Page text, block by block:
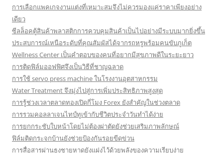
การเลือกแพคเกจงานแต่งที่เหมาะสมจึงไม่ควรมองแค่ราคาเพียงอย่าง
เดียว
ซีลล็อคตู้สินค้าพลาสติกการควบคุมสินค้าเป็นไปอย่างมีระบบมากยิ่งขึ้น
ประสบการณ์เหนือระดับที่คุณสัมผัสได้จากรถหรูพร้อมคนขับภูเก็ต
Wellness Center เป็นคำตอบของคนที่อยากมีสุขภาพดีในระยะยาว
การติดฟิล์มออฟฟิศจึงเป็นวิธีที่ชาญฉลาด
การใช้ servo press machine ในโรงงานอุตสาหกรรม
Water Treatment จึงมุ่งไปสู่การเพิ่มประสิทธิภาพสูงสุด
การรู้ช่วงเวลาตลาดทองเปิดกี่โมง Forex ยังสำคัญในช่วงตลาด
การรวมคอลลาเจนไทป์ทูเข้ากับชีวิตประจำวันทำได้ง่าย
การยกกระชับใบหน้าโดยไม่ต้องผ่าตัดยังช่วยเสริมภาพลักษณ์
ฟิล์มติดกระจกบ้านยังช่วยป้องกันรอยขีดข่วน
การสื่อสารผ่านธงชายหาดยังแฝงไว้ด้วยพลังของความเรียบง่าย